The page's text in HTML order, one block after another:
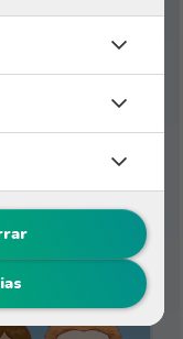
años